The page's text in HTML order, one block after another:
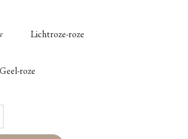
Lichtroze-roze
Geel-roze